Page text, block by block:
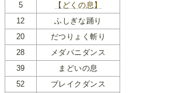
5
【どくの息】
12
ふしぎな踊り
20
だつりょく斬り
28
メダパニダンス
39
まどいの息
52
ブレイクダンス